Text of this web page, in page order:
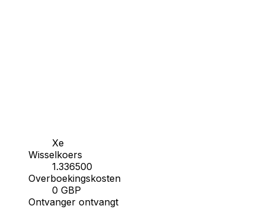
Xe
Wisselkoers
1.336500
Overboekingskosten
0 GBP
Ontvanger ontvangt